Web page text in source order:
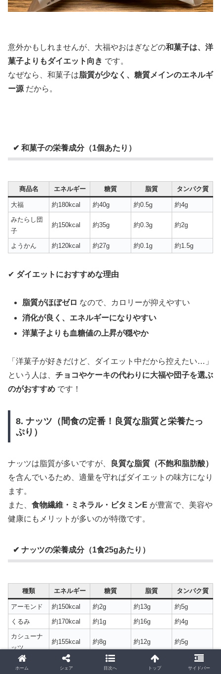
意外かもしれませんが、大福やおはぎなどの和菓子は、洋
菓子よりもダイエット向き です。
なぜなら、和菓子は脂質が少なく、糖質メインのエネルギ
ー源 だから。
✔ 和菓子の栄養成分（1個あたり）
商品名 エネルギー 糖質 脂質 タンパク質
大福 約180kcal 約40g 約0.5g
約4g
みたらし団
子
約150kcal 約35g 約0.3g 約2g
ようかん 約120kcal 約27g 約0.1g 約1.5g
✔ ダイエットにおすすめな理由
脂質がほぼゼロ なので、カロリーが抑えやすい
消化が良く、エネルギーになりやすい
洋菓子よりも血糖値の上昇が穏やか
「洋菓子が好きだけど、ダイエット中だから控えたい…」
という人は、 チョコやケーキの代わりに大福や団子を選ぶ
のがおすすめ です！
8. ナッツ（間食の定番！良質な脂質と栄養たっ
ぷり）
ナッツは脂質が多いですが、
良質な脂質（不飽和脂肪酸）
を含んでいるため、適量を守ればダイエットの味方になり
ます。
また、 食物繊維・ミネラル・ビタミンE が豊富で、美容や
健康にもメリットが多いのが特徴です。
✔ ナッツの栄養成分（1食25gあたり）
種類 エネルギー 糖質 脂質 タンパク質
アーモンド 約150kcal 約2g 約13g
約5g
くるみ
約170kcal 約1g 約16g
約4g
カシューナ
ッツ
約155kcal 約8g 約12g 約5g
ホーム シェア 目次へ トップ サイドバー